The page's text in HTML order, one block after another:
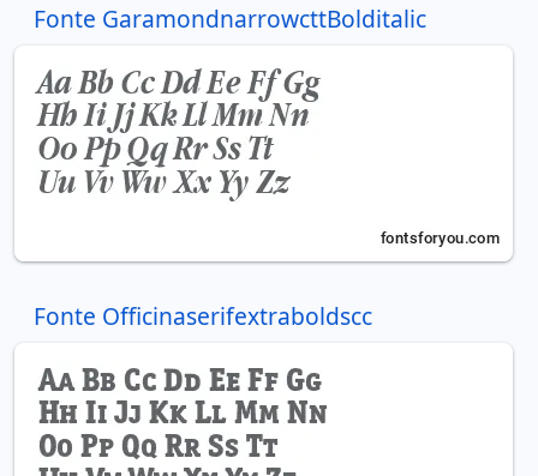
Fonte GaramondnarrowcttBolditalic
Fonte Officinaserifextraboldscc